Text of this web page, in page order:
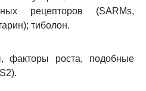
рецепторов (SARMs,
тиболон.
факторы роста, подобные